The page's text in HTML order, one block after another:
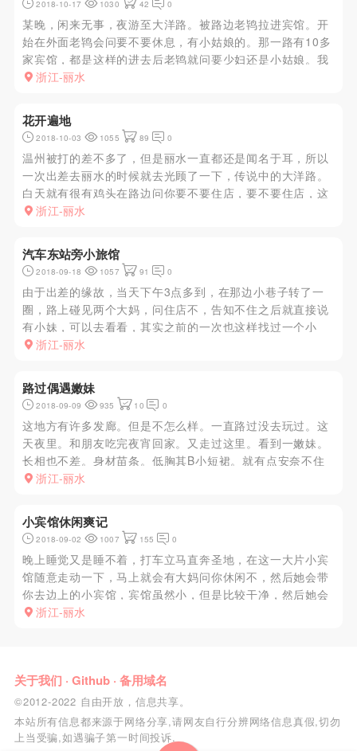
2018-10-17 1030 42 0
某晚，闲来无事，夜游至大洋路。被路边老鸨拉进宾馆。开
始在外面老鸨会问要不要休息，有小姑娘的。那一路有10多
家宾馆，都是这样的进去后老鸨就问要少妇还是小姑娘。我
当然要小姑娘了。说要漂亮一点。就要了一个小姑娘。等5
马上说不喜欢可以...
浙江-丽水
花开遍地
2018-10-03 1055 89 0
温州被打的差不多了，但是丽水一直都还是闻名于耳，所以
一次出差去丽水的时候就去光顾了一下，传说中的大洋路。
白天就有很有鸡头在路边问你要不要住店，要不要住店，这
些问你的基本上都是有小姐的，我呢是晚上出动，那一路向
几十个人问我要不要住...
浙江-丽水
汽车东站旁小旅馆
2018-09-18 1057 91 0
由于出差的缘故，当天下午3点多到，在那边小巷子转了一
圈，路上碰见两个大妈，问住店不，告知不住之后就直接说
有小妹，可以去看看，其实之前的一次也这样找过一个小
妹，而且很极品。跟着大妈来到小旅馆，大妈说路边的基本
来，年纪看起来不小了，...
浙江-丽水
路过偶遇嫩妹
2018-09-09 935 10 0
这地方有许多发廊。但是不怎么样。一直路过没去玩过。这
天夜里。和朋友吃完夜宵回家。又走过这里。看到一嫩妹。
长相也不差。身材苗条。低胸其B小短裙。就有点安奈不住
了。XJ看我看她。她就问到。来玩不？好嘛。这怎么忍。于
来小姐是不口的。直...
浙江-丽水
小宾馆休闲爽记
2018-09-02 1007 155 0
晚上睡觉又是睡不着，打车立马直奔圣地，在这一大片小宾
馆随意走动一下，马上就会有大妈问你休闲不，然后她会带
你去边上的小宾馆，宾馆虽然小，但是比较干净，然后她会
问你要什么类型的。我当然是要年纪小的，按捺住骚动的心
浙江-丽水
关于我们 · Github· 备用域名
©2012-2022 自由开放，信息共享。
本站所有信息都来源于网络分享,请网友自行分辨网络信息真假,切勿
上当受骗,如遇骗子第一时间投诉.